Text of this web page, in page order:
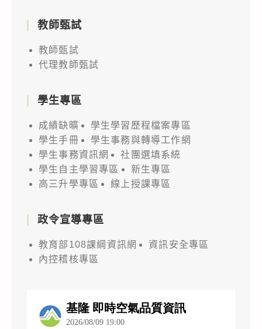
教師甄試
教師甄試
代理教師甄試
學生專區
成績缺曠
學生學習歷程檔案專區
學生手冊
學生事務與轉導工作網
學生事務資訊網
社團選填系統
學生自主學習專區
新生專區
高三升學專區
線上授課專區
政令宣導專區
教育部108課綱資訊網
資訊安全專區
內控稽核專區